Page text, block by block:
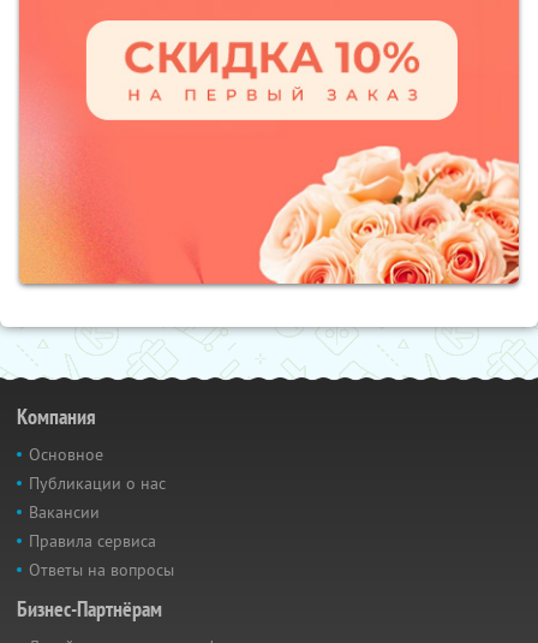
Компания
Основное
Публикации о нас
Вакансии
Правила сервиса
Ответы на вопросы
Бизнес-Партнёрам